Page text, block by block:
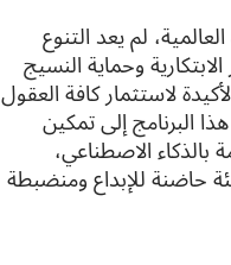
لم يعد التنوع
وحماية النسيج
لاستثمار كافة العقول
البرنامج إلى تمكين
الاصطناعي،
حاضنة للإبداع ومنضبطة